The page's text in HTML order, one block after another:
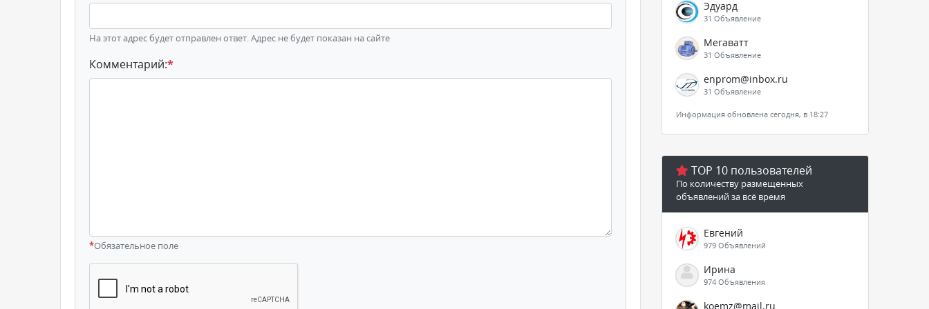
На этот адрес будет отправлен ответ. Адрес не будет показан на сайте
Комментарий:*
*Обязательное поле
Эдуард
31 Объявление
Мегаватт
31 Объявление
enprom@inbox.ru
31 Объявление
Информация обновлена сегодня, в 18:27
TOP 10 пользователей
По количеству размещенных
объявлений за всё время
Евгений
979 Объявлений
Ирина
974 Объявления
koemz@mail.ru